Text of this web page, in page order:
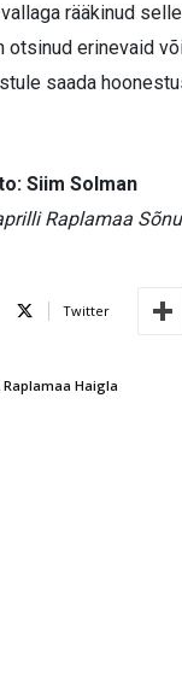
rääkinud
otsinud erinevaid
saada
Siim Solman
Raplamaa
Twitter
Raplamaa Haigla